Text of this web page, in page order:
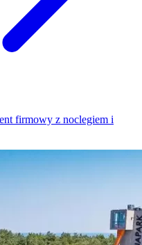
firmowy z noclegiem i